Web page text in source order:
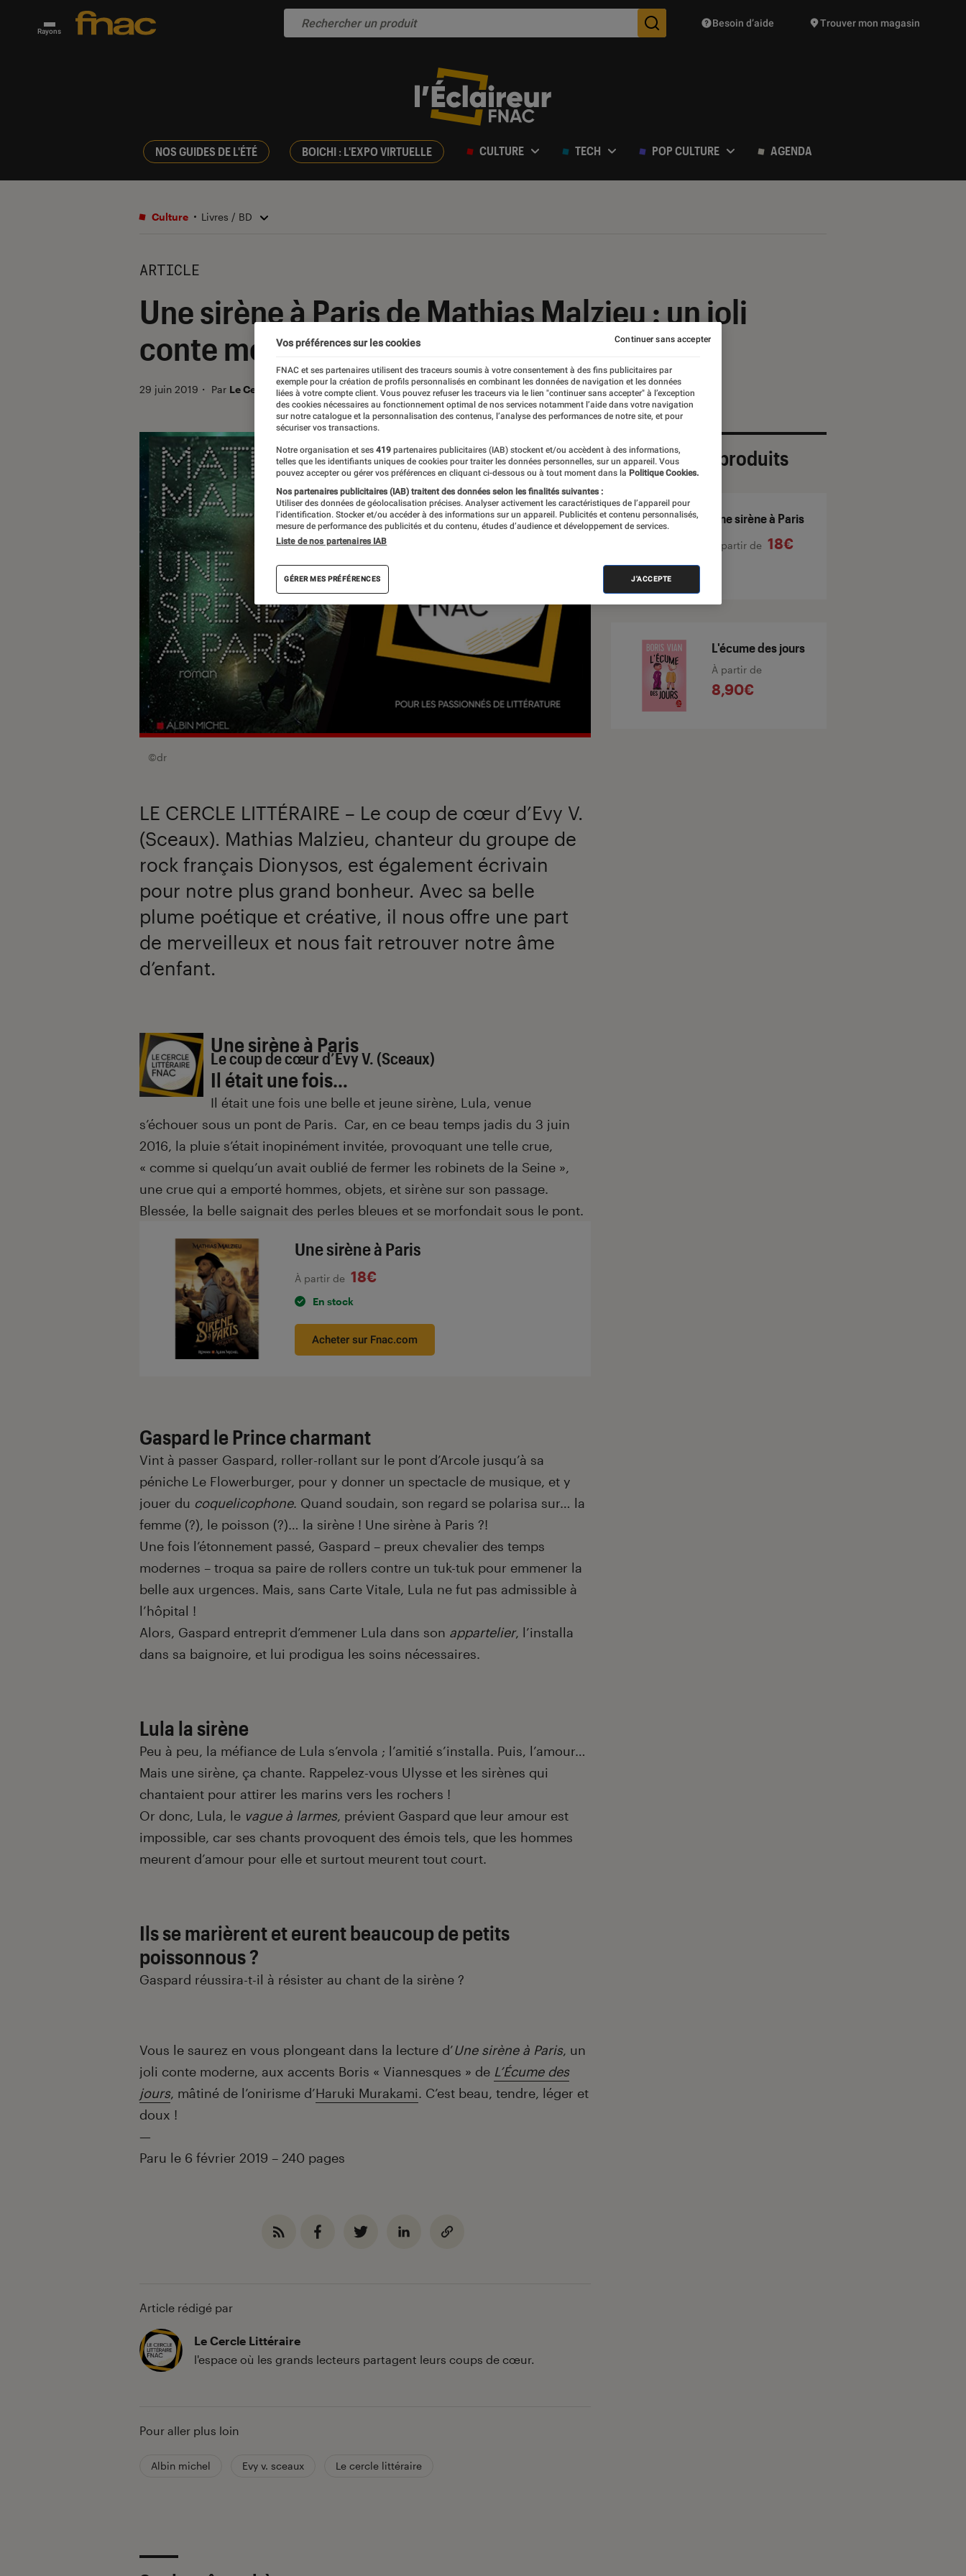
Rayons Des suggestions de produits vont vous être proposées
Besoin d’aide Trouver mon magasin
NOS GUIDES DE L'ÉTÉ BOICHI : L'EXPO VIRTUELLE CULTURE TECH POP CULTURE AGENDA
Culture Livres / BD
ARTICLE
Une sirène à Paris de Mathias Malzieu : un joli
conte moderne
29 juin 2019 ・ Par Le Cercle Littéraire
©dr
LE CERCLE LITTÉRAIRE – Le coup de cœur d’Evy V.
(Sceaux). Mathias Malzieu, chanteur du groupe de
rock français Dionysos, est également écrivain
pour notre plus grand bonheur. Avec sa belle
plume poétique et créative, il nous offre une part
de merveilleux et nous fait retrouver notre âme
d’enfant.
IntroductionUne sirène à Paris
Le coup de cœur d’Evy V. (Sceaux)
Il était une fois…
Il était une fois une belle et jeune sirène, Lula, venue
s’échouer sous un pont de Paris. Car, en ce beau temps jadis du 3 juin
2016, la pluie s’était inopinément invitée, provoquant une telle crue,
« comme si quelqu’un avait oublié de fermer les robinets de la Seine »,
une crue qui a emporté hommes, objets, et sirène sur son passage.
Blessée, la belle saignait des perles bleues et se morfondait sous le pont.
Une sirène à Paris
À partir de 18€
En stock
Acheter sur Fnac.com
Gaspard le Prince charmant
Vint à passer Gaspard, roller-rollant sur le pont d’Arcole jusqu’à sa
péniche Le Flowerburger, pour y donner un spectacle de musique, et y
jouer du coquelicophone. Quand soudain, son regard se polarisa sur… la
femme (?), le poisson (?)… la sirène ! Une sirène à Paris ?!
Une fois l’étonnement passé, Gaspard – preux chevalier des temps
modernes – troqua sa paire de rollers contre un tuk-tuk pour emmener la
belle aux urgences. Mais, sans Carte Vitale, Lula ne fut pas admissible à
l’hôpital !
Alors, Gaspard entreprit d’emmener Lula dans son appartelier, l’installa
dans sa baignoire, et lui prodigua les soins nécessaires.
Lula la sirène
Peu à peu, la méfiance de Lula s’envola ; l’amitié s’installa. Puis, l’amour…
Mais une sirène, ça chante. Rappelez-vous Ulysse et les sirènes qui
chantaient pour attirer les marins vers les rochers !
Or donc, Lula, le vague à larmes, prévient Gaspard que leur amour est
impossible, car ses chants provoquent des émois tels, que les hommes
meurent d’amour pour elle et surtout meurent tout court.
Ils se marièrent et eurent beaucoup de petits
poissonnous ?
Gaspard réussira-t-il à résister au chant de la sirène ?
Vous le saurez en vous plongeant dans la lecture d’Une sirène à Paris, un
joli conte moderne, aux accents Boris « Viannesques » de L’Écume des
jours, mâtiné de l’onirisme d’Haruki Murakami. C’est beau, tendre, léger et
doux !
—
Paru le 6 février 2019 – 240 pages
Article rédigé par
Le Cercle Littéraire
l'espace où les grands lecteurs partagent leurs coups de cœur.
Pour aller plus loin
Albin michel Evy v. sceaux Le cercle littéraire
Sélection de produits
Une sirène à Paris
À partir de 18€
L'écume des jours
À partir de
8,90€
Vos préférences sur les cookies
FNAC et ses partenaires utilisent des traceurs soumis à votre consentement à des fins publicitaires par
exemple pour la création de profils personnalisés en combinant les données de navigation et les données
liées à votre compte client. Vous pouvez refuser les traceurs via le lien "continuer sans accepter" à l’exception
des cookies nécessaires au fonctionnement optimal de nos services notamment l’aide dans votre navigation
sur notre catalogue et la personnalisation des contenus, l’analyse des performances de notre site, et pour
sécuriser vos transactions.
Notre organisation et ses 419 partenaires publicitaires (IAB) stockent et/ou accèdent à des informations,
telles que les identifiants uniques de cookies pour traiter les données personnelles, sur un appareil. Vous
pouvez accepter ou gérer vos préférences en cliquant ci-dessous ou à tout moment dans la Politique Cookies.
Nos partenaires publicitaires (IAB) traitent des données selon les finalités suivantes :
Utiliser des données de géolocalisation précises. Analyser activement les caractéristiques de l’appareil pour
l’identification. Stocker et/ou accéder à des informations sur un appareil. Publicités et contenu personnalisés,
mesure de performance des publicités et du contenu, études d’audience et développement de services.
Liste de nos partenaires IAB
GÉRER MES PRÉFÉRENCES J'ACCEPTE
Continuer sans accepter